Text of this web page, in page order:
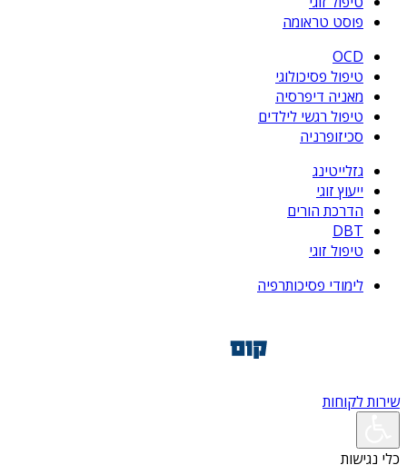
פוסט טראומה
OCD
טיפול פסיכולוגי
מאניה דיפרסיה
טיפול רגשי לילדים
סכיזופרניה
גזלייטינג
ייעוץ זוגי
הדרכת הורים
DBT
טיפול זוגי
לימודי פסיכותרפיה
שירות לקוחות
כלי נגישות